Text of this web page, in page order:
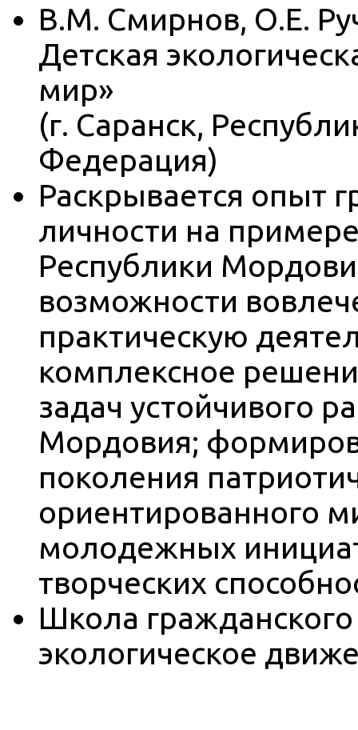
В.М. Смирнов, О.Е.
Детская
мир»
(г. Саранск,
Федерация)
Раскрывается опыт
личности на
Республики
возможности
практическую
комплексное
задач устойчивого
Мордовия;
поколения
ориентированного
молодежных
творческих
Школа
экологическое